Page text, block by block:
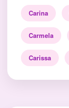
Carina
Carmela
Carissa